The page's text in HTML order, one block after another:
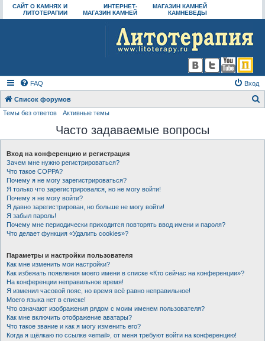
САЙТ О КАМНЯХ И
ЛИТОТЕРАПИИ
ИНТЕРНЕТ-
МАГАЗИН КАМНЕЙ
МАГАЗИН КАМНЕЙ
КАМНЕВЕДЫ
FAQ Вход
Список форумов
с
Темы без ответов Активные темы
Часто задаваемые вопросы
Вход на конференцию и регистрация
Зачем мне нужно регистрироваться?
Что такое COPPA?
Почему я не могу зарегистрироваться?
Я только что зарегистрировался, но не могу войти!
Почему я не могу войти?
Я давно зарегистрирован, но больше не могу войти!
Я забыл пароль!
Почему мне периодически приходится повторять ввод имени и пароля?
Что делает функция «Удалить cookies»?
Параметры и настройки пользователя
Как мне изменить мои настройки?
Как избежать появления моего имени в списке «Кто сейчас на конференции»?
На конференции неправильное время!
Я изменил часовой пояс, но время всё равно неправильное!
Моего языка нет в списке!
Что означают изображения рядом с моим именем пользователя?
Как мне включить отображение аватары?
Что такое звание и как я могу изменить его?
Когда я щёлкаю по ссылке «email», от меня требуют войти на конференцию!